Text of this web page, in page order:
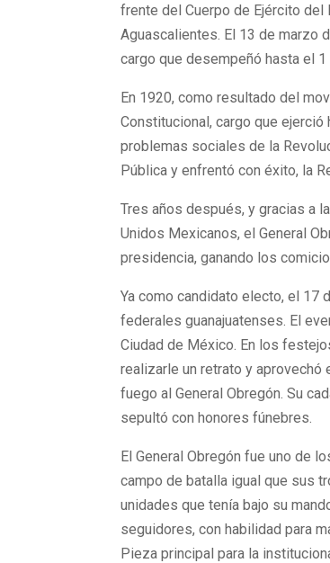
frente del Cuerpo de Ejército del
Aguascalientes. El 13 de marzo
cargo que desempeñó hasta el 1
En 1920, como resultado del
Constitucional, cargo que
problemas sociales de la
Pública y enfrentó con éxito, la
Tres años después, y gracias a
Unidos Mexicanos, el General
presidencia, ganando los
Ya como candidato electo, el 17
federales guanajuatenses. El
Ciudad de México. En los
realizarle un retrato y aprovechó
fuego al General Obregón. Su
sepultó con honores fúnebres.
El General Obregón fue uno de
campo de batalla igual que sus
unidades que tenía bajo su
seguidores, con habilidad para
Pieza principal para la